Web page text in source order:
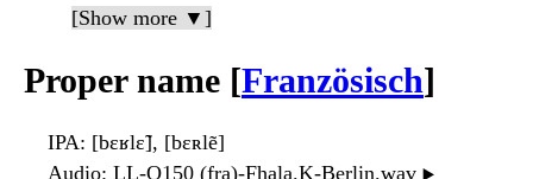
[Show more ▼]
Proper name [Französisch]
IPA: [bɛʁlɛ̃], [bɛʀlẽ]
Audio: LL-Q150 (fra)-Fhala.K-Berlin.wav ▶️